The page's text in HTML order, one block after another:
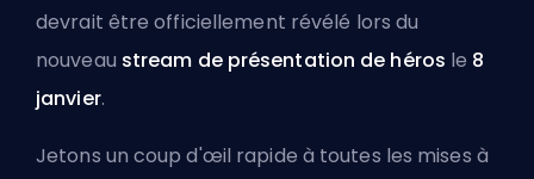
devrait être officiellement révélé lors du
nouveau stream de présentation de héros le 8
janvier.
Jetons un coup d'œil rapide à toutes les mises à